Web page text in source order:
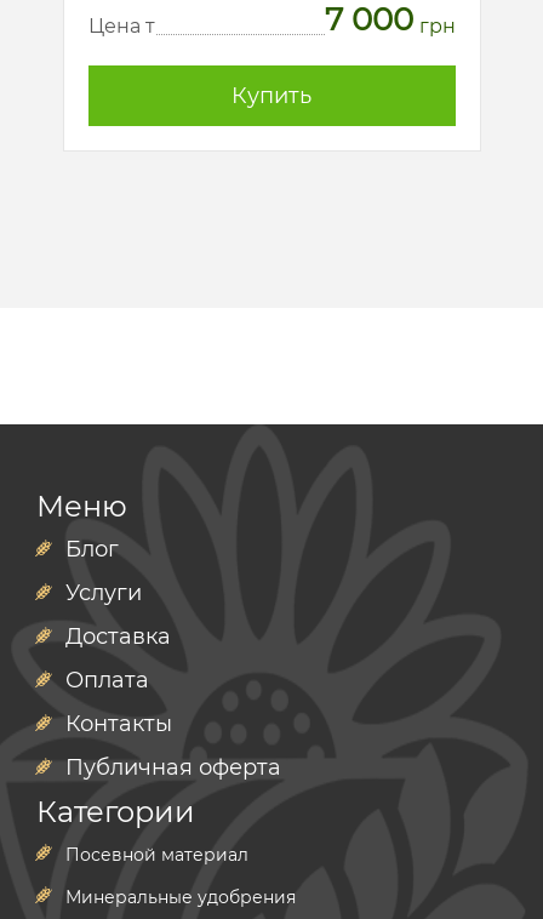
Цена т 7 000 грн
Купить
Меню
Блог
Услуги
Доставка
Оплата
Контакты
Публичная оферта
Категории
Посевной материал
Минеральные удобрения